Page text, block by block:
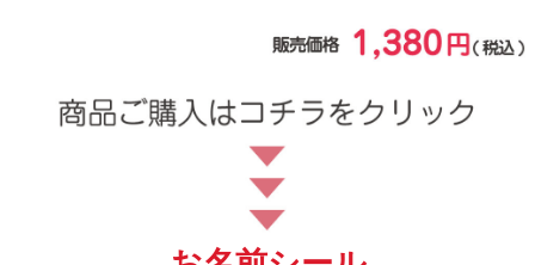
会員登録